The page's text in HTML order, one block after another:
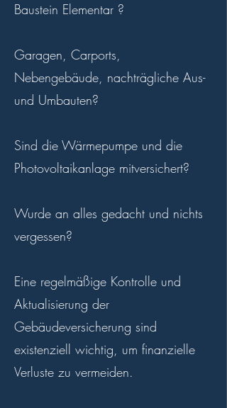
Baustein Elementar ?
Garagen, Carports,
Nebengebäude, nachträgliche Aus-
und Umbauten?
Sind die Wärmepumpe und die
Photovoltaikanlage mitversichert?
Wurde an alles gedacht und nichts
vergessen?
Eine regelmäßige Kontrolle und
Aktualisierung der
Gebäudeversicherung sind
existenziell wichtig, um finanzielle
Verluste zu vermeiden.